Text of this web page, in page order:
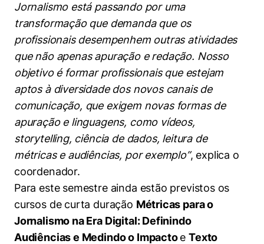
Negócios
Políticas Públicas
Sustentabilidade
Tecnologia e Dados
Jornalismo está passando por uma
transformação que demanda que os
profissionais desempenhem outras atividades
que não apenas apuração e redação. Nosso
objetivo é formar profissionais que estejam
aptos à diversidade dos novos canais de
comunicação, que exigem novas formas de
apuração e linguagens, como vídeos,
storytelling, ciência de dados, leitura de
métricas e audiências, por exemplo”, explica o
coordenador.
Para este semestre ainda estão previstos os
cursos de curta duração Métricas para o
Jornalismo na Era Digital: Definindo
Audiências e Medindo o ImpactoeTexto